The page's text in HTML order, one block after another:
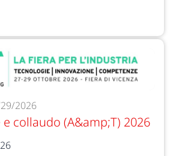
2026
collaudo (A&amp;T) 2026